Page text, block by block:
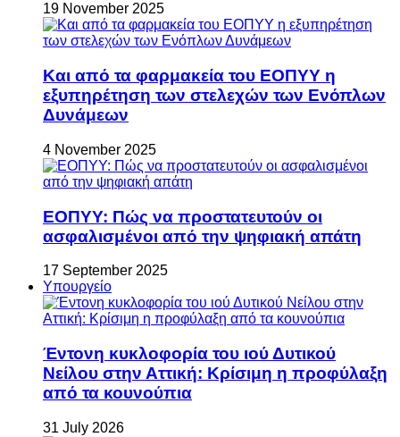
19 November 2025
Και από τα φαρμακεία του ΕΟΠΥΥ η
εξυπηρέτηση των στελεχών των Ενόπλων
Δυνάμεων
4 November 2025
ΕΟΠΥΥ: Πώς να προστατευτούν οι
ασφαλισμένοι από την ψηφιακή απάτη
17 September 2025
Υπουργείο
Έντονη κυκλοφορία του ιού Δυτικού
Νείλου στην Αττική: Κρίσιμη η προφύλαξη
από τα κουνούπια
31 July 2026